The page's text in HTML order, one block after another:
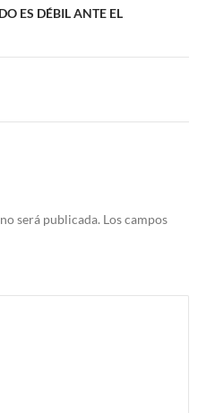
ES DÉBIL ANTE EL
será publicada. Los campos